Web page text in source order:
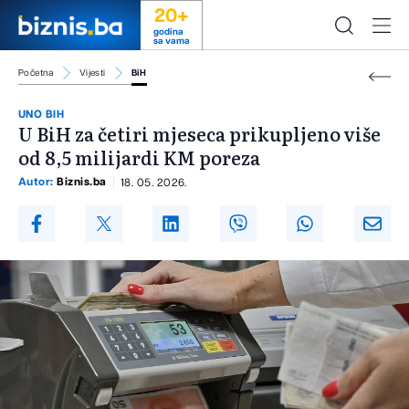
20+
godina
sa vama
Početna Vijesti BiH
UNO BIH
U BiH za četiri mjeseca prikupljeno više
od 8,5 milijardi KM poreza
Autor: Biznis.ba 18. 05. 2026.